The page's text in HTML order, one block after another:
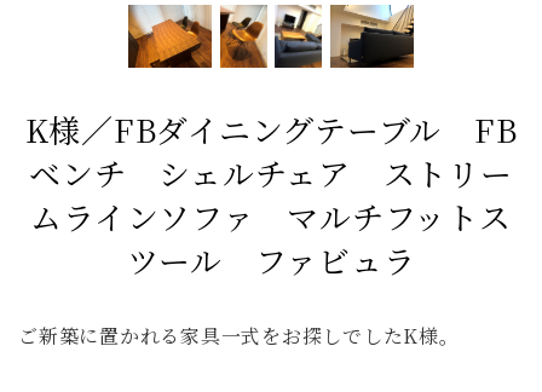
全てのキーワードを表示
K様／FBダイニングテーブル FB
ベンチ シェルチェア ストリー
ムラインソファ マルチフットス
ツール ファビュラ
ご新築に置かれる家具一式をお探しでしたK様。